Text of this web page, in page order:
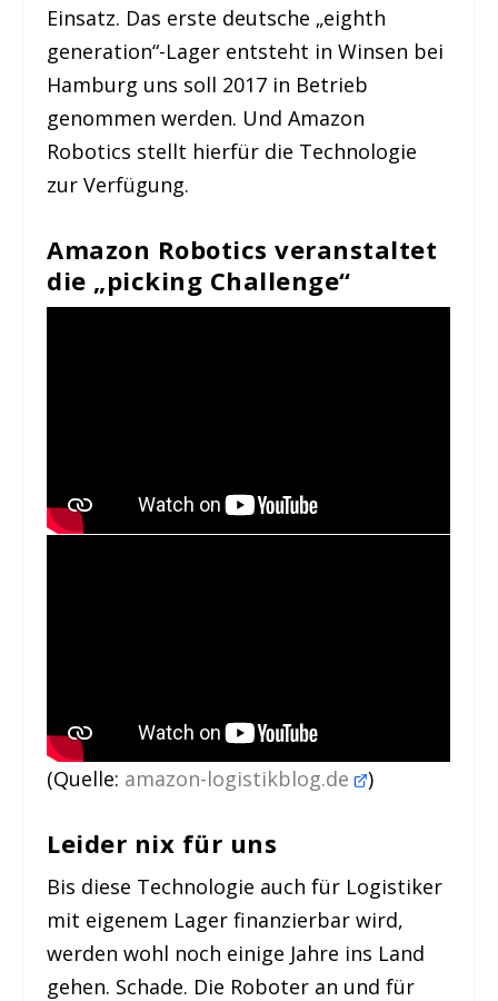
Einsatz. Das erste deutsche „eighth
generation“-Lager entsteht in Winsen bei
Hamburg uns soll 2017 in Betrieb
genommen werden. Und Amazon
Robotics stellt hierfür die Technologie
zur Verfügung.
Amazon Robotics veranstaltet
die „picking Challenge“
(Quelle: amazon-logistikblog.de )
Leider nix für uns
Bis diese Technologie auch für Logistiker
mit eigenem Lager finanzierbar wird,
werden wohl noch einige Jahre ins Land
gehen. Schade. Die Roboter an und für